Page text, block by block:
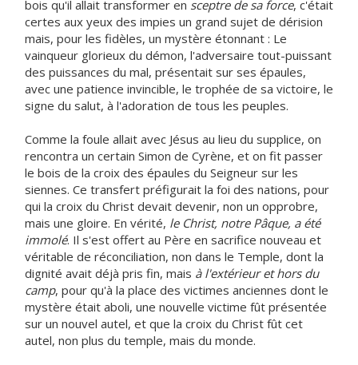
bois qu'il allait transformer en sceptre de sa force, c'était
certes aux yeux des impies un grand sujet de dérision
mais, pour les fidèles, un mystère étonnant : Le
vainqueur glorieux du démon, l'adversaire tout-puissant
des puissances du mal, présentait sur ses épaules,
avec une patience invincible, le trophée de sa victoire, le
signe du salut, à l'adoration de tous les peuples.
Comme la foule allait avec Jésus au lieu du supplice, on
rencontra un certain Simon de Cyrène, et on fit passer
le bois de la croix des épaules du Seigneur sur les
siennes. Ce transfert préfigurait la foi des nations, pour
qui la croix du Christ devait devenir, non un opprobre,
mais une gloire. En vérité, le Christ, notre Pâque, a été
immolé. Il s'est offert au Père en sacrifice nouveau et
véritable de réconciliation, non dans le Temple, dont la
dignité avait déjà pris fin, mais à l'extérieur et hors du
camp, pour qu'à la place des victimes anciennes dont le
mystère était aboli, une nouvelle victime fût présentée
sur un nouvel autel, et que la croix du Christ fût cet
autel, non plus du temple, mais du monde.